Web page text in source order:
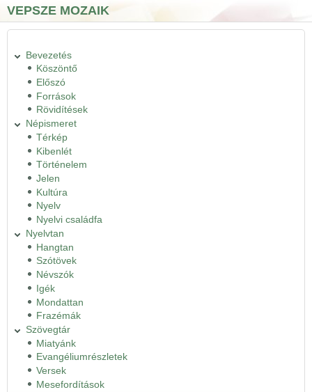
Ugrás a tartalomra
Skip to search
VEPSZE MOZAIK
Bevezetés
Köszöntő
Előszó
Források
Rövidítések
Népismeret
Térkép
Kibenlét
Történelem
Jelen
Kultúra
Nyelv
Nyelvi családfa
Nyelvtan
Hangtan
Szótövek
Névszók
Igék
Mondattan
Frazémák
Szövegtár
Miatyánk
Evangéliumrészletek
Versek
Mesefordítások